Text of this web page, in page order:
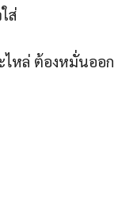
ส่
ไหล่ ต้องหมั่นออก